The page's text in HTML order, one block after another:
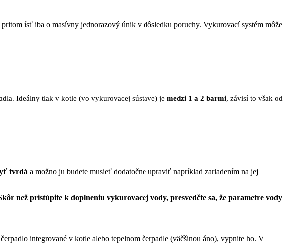
pritom ísť iba o masívny jednorazový únik v dôsledku poruchy. Vykurovací systém môže
Ideálny tlak v kotle (vo vykurovacej sústave) je medzi 1 a 2 barmi, závisí to však od
tvrdá a možno ju budete musieť dodatočne upraviť napríklad zariadením na jej
než pristúpite k doplneniu vykurovacej vody, presvedčte sa, že parametre vody
integrované v kotle alebo tepelnom čerpadle (väčšinou áno), vypnite ho. V